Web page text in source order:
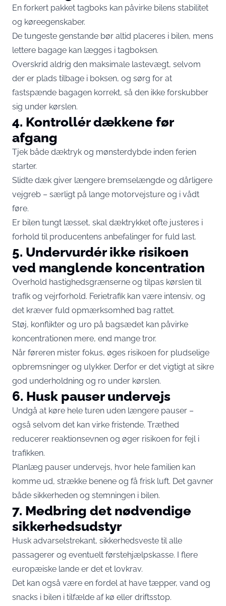
En forkert pakket tagboks kan påvirke bilens stabilitet
og køreegenskaber.
De tungeste genstande bør altid placeres i bilen, mens
lettere bagage kan lægges i tagboksen.
Overskrid aldrig den maksimale lastevægt, selvom
der er plads tilbage i boksen, og sørg for at
fastspænde bagagen korrekt, så den ikke forskubber
sig under kørslen.
4. Kontrollér dækkene før
afgang
Tjek både dæktryk og mønsterdybde inden ferien
starter.
Slidte dæk giver længere bremselængde og dårligere
vejgreb – særligt på lange motorvejsture og i vådt
føre.
Er bilen tungt læsset, skal dæktrykket ofte justeres i
forhold til producentens anbefalinger for fuld last.
5. Undervurdér ikke risikoen
ved manglende koncentration
Overhold hastighedsgrænserne og tilpas kørslen til
trafik og vejrforhold. Ferietrafik kan være intensiv, og
det kræver fuld opmærksomhed bag rattet.
Støj, konflikter og uro på bagsædet kan påvirke
koncentrationen mere, end mange tror.
Når føreren mister fokus, øges risikoen for pludselige
opbremsninger og ulykker. Derfor er det vigtigt at sikre
god underholdning og ro under kørslen.
6. Husk pauser undervejs
Undgå at køre hele turen uden længere pauser –
også selvom det kan virke fristende. Træthed
reducerer reaktionsevnen og øger risikoen for fejl i
trafikken.
Planlæg pauser undervejs, hvor hele familien kan
komme ud, strække benene og få frisk luft. Det gavner
både sikkerheden og stemningen i bilen.
7. Medbring det nødvendige
sikkerhedsudstyr
Husk advarselstrekant, sikkerhedsveste til alle
passagerer og eventuelt førstehjælpskasse. I flere
europæiske lande er det et lovkrav.
Det kan også være en fordel at have tæpper, vand og
snacks i bilen i tilfælde af kø eller driftsstop.